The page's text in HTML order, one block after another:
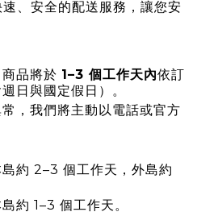
、安全的配送服務，讓您安
品將於 1–3 個工作天內依訂
日與國定假日）。
，我們將主動以電話或官方
島約 2–3 個工作天，外島約
島約 1–3 個工作天。